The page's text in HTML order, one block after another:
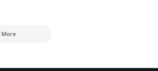
More